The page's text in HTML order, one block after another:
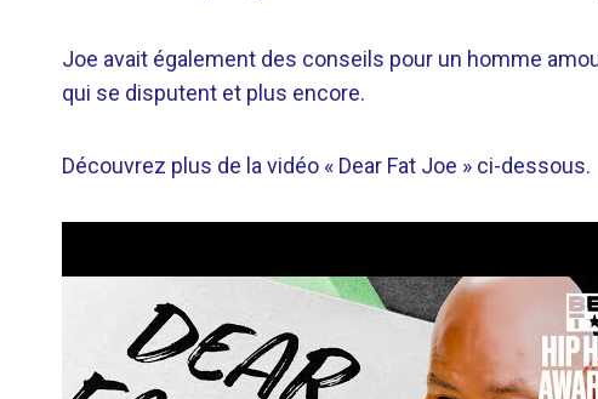
Joe avait également des conseils pour un homme
qui se disputent et plus encore.
Découvrez plus de la vidéo « Dear Fat Joe » ci-dessous.